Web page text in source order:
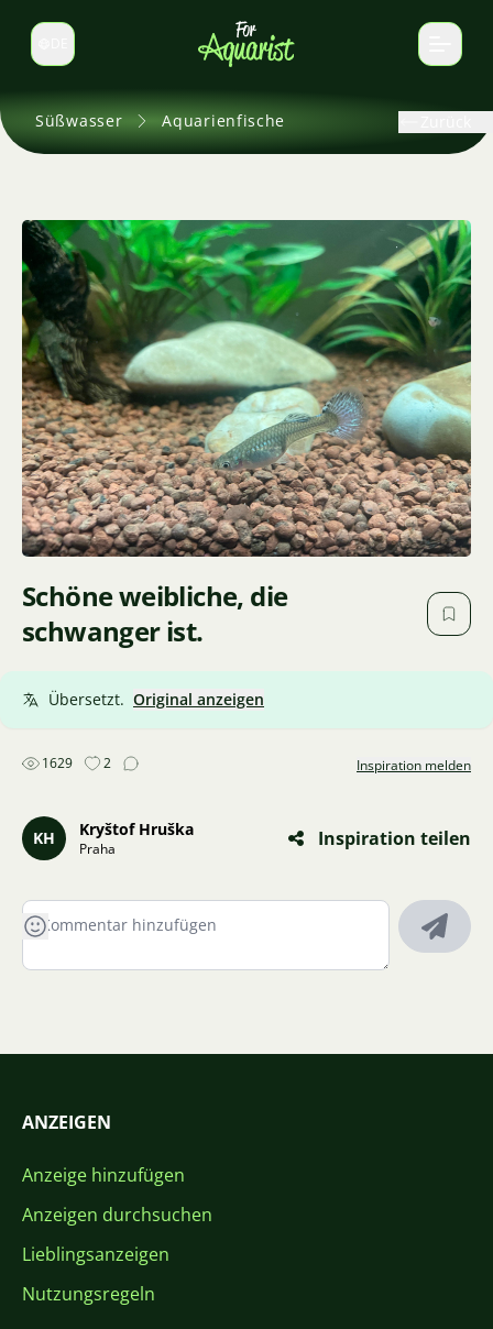
Sprache wechseln
Süßwasser Aquarienfische
Schöne weibliche, die
schwanger ist.
Übersetzt. Original anzeigen
1629 2 Inspiration melden
KH Kryštof Hruška
Praha Inspiration teilen
ANZEIGEN
Anzeige hinzufügen
Anzeigen durchsuchen
Lieblingsanzeigen
Nutzungsregeln